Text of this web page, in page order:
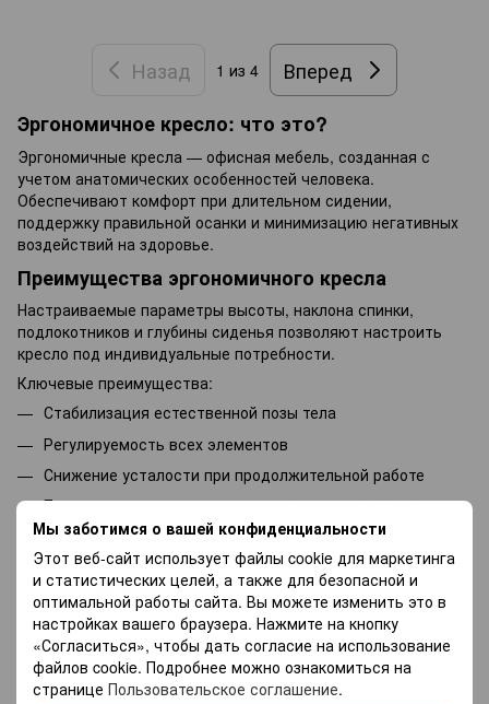
Мы заботимся о вашей конфиденциальности
Этот веб-сайт использует файлы cookie для маркетинга
и статистических целей, а также для безопасной и
оптимальной работы сайта. Вы можете изменить это в
настройках вашего браузера. Нажмите на кнопку
«Согласиться», чтобы дать согласие на использование
файлов cookie. Подробнее можно ознакомиться на
странице Пользовательское соглашение.
Назад 1 из 4
Вперед
Эргономичное кресло: что это?
Эргономичные кресла — офисная мебель, созданная с
учетом анатомических особенностей человека.
Обеспечивают комфорт при длительном сидении,
поддержку правильной осанки и минимизацию негативных
воздействий на здоровье.
Преимущества эргономичного кресла
Настраиваемые параметры высоты, наклона спинки,
подлокотников и глубины сиденья позволяют настроить
кресло под индивидуальные потребности.
Ключевые преимущества:
Стабилизация естественной позы тела
Регулируемость всех элементов
Снижение усталости при продолжительной работе
Повышение производительности труда на 15-20%
Профилактика заболеваний спины
Поддержка шейного отдела через регулируемый
подголовник
Офисные работники проводят за компьютером 7-9 часов
рабочего времени. Около 80% испытывают боли в спине из-
за неправильной посадки. Эргономичные кресла помогают
снизить этот показатель вдвое.